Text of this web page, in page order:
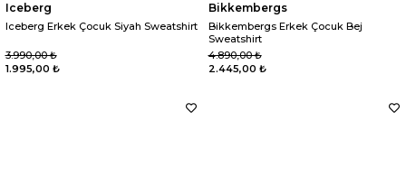
Iceberg
Iceberg Erkek Çocuk Siyah Sweatshirt
1.995,00 ₺
3.990,00 ₺
Bikkembergs
Bikkembergs Erkek Çocuk Bej
Sweatshirt
2.445,00 ₺
4.890,00 ₺